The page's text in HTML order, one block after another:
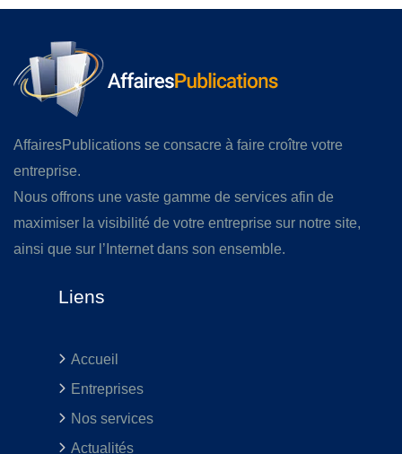
AffairesPublications se consacre à faire croître votre
entreprise.
Nous offrons une vaste gamme de services afin de
maximiser la visibilité de votre entreprise sur notre site,
ainsi que sur l’Internet dans son ensemble.
Liens
Accueil
Entreprises
Nos services
Actualités